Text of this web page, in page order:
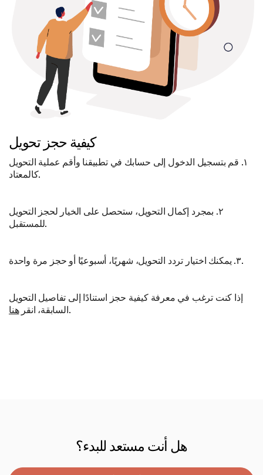
كيفية حجز تحويل
١. قم بتسجيل الدخول إلى حسابك في تطبيقنا وأقم عملية التحويل
كالمعتاد.
٢. بمجرد إكمال التحويل، ستحصل على الخيار لحجز التحويل
للمستقبل.
٣. يمكنك اختيار تردد التحويل، شهريًا، أسبوعيًا أو حجز مرة واحدة.
إذا كنت ترغب في معرفة كيفية حجز استنادًا إلى تفاصيل التحويل
السابقة، انقرهنا .
هل أنت مستعد للبدء؟